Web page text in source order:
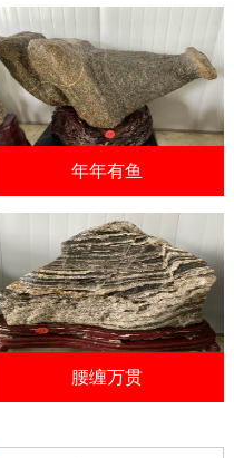
年年有鱼
腰缠万贯